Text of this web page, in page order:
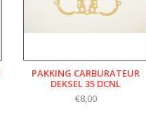
PAKKING CARBURATEUR
DEKSEL 35 DCNL
€8,00